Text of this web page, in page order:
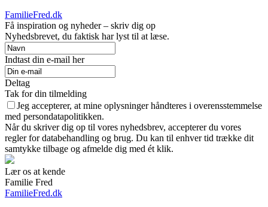
FamilieFred.dk
Få inspiration og nyheder – skriv dig op
Nyhedsbrevet, du faktisk har lyst til at læse.
Indtast din e-mail her
Deltag
Tak for din tilmelding
Jeg accepterer, at mine oplysninger håndteres i overensstemmelse
med persondatapolitikken.
Når du skriver dig op til vores nyhedsbrev, accepterer du vores
regler for databehandling og brug. Du kan til enhver tid trække dit
samtykke tilbage og afmelde dig med ét klik.
Lær os at kende
Familie Fred
FamilieFred.dk